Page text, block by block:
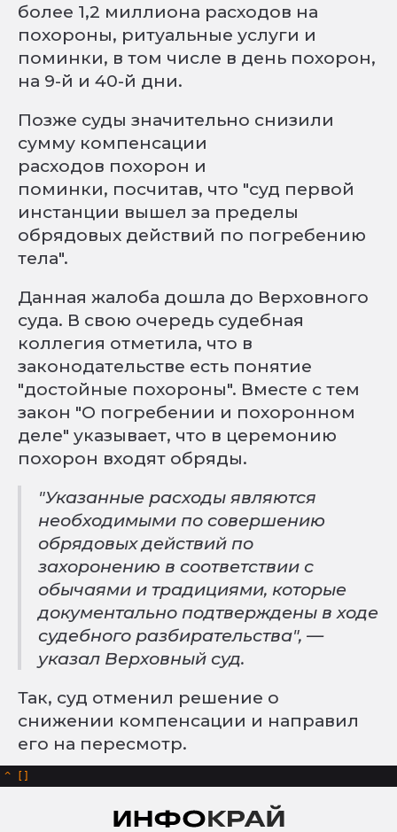
более 1,2 миллиона расходов на
похороны, ритуальные услуги и
поминки, в том числе в день похорон,
на 9-й и 40-й дни.
Позже суды значительно снизили
сумму компенсации
расходов похорон и
поминки, посчитав, что "суд первой
инстанции вышел за пределы
обрядовых действий по погребению
тела".
Данная жалоба дошла до Верховного
суда. В свою очередь судебная
коллегия отметила, что в
законодательстве есть понятие
"достойные похороны". Вместе с тем
закон "О погребении и похоронном
деле" указывает, что в церемонию
похорон входят обряды.
"Указанные расходы являются
необходимыми по совершению
обрядовых действий по
захоронению в соответствии с
обычаями и традициями, которые
документально подтверждены в ходе
судебного разбирательства", —
указал Верховный суд.
Так, суд отменил решение о
снижении компенсации и направил
его на пересмотр.
^